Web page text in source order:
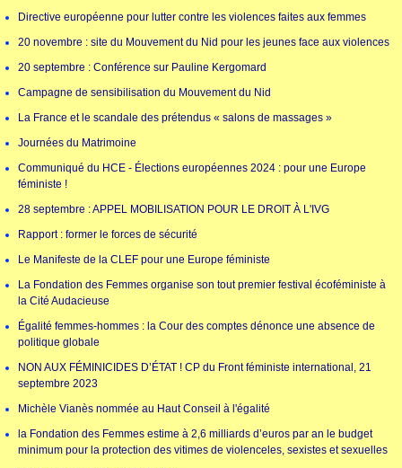
Directive européenne pour lutter contre les violences faites aux femmes
20 novembre : site du Mouvement du Nid pour les jeunes face aux violences
20 septembre : Conférence sur Pauline Kergomard
Campagne de sensibilisation du Mouvement du Nid
La France et le scandale des prétendus « salons de massages »
Journées du Matrimoine
Communiqué du HCE - Élections européennes 2024 : pour une Europe
féministe !
28 septembre : APPEL MOBILISATION POUR LE DROIT À L'IVG
Rapport : former le forces de sécurité
Le Manifeste de la CLEF pour une Europe féministe
La Fondation des Femmes organise son tout premier festival écoféministe à
la Cité Audacieuse
Égalité femmes-hommes : la Cour des comptes dénonce une absence de
politique globale
NON AUX FÉMINICIDES D’ÉTAT ! CP du Front féministe international, 21
septembre 2023
Michèle Vianès nommée au Haut Conseil à l'égalité
la Fondation des Femmes estime à 2,6 milliards d’euros par an le budget
minimum pour la protection des vitimes de violenceles, sexistes et sexuelles